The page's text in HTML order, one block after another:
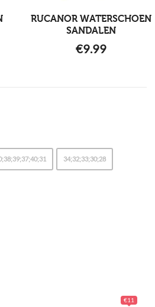
RUCANOR WATERSCHOEN
SANDALEN
€9.99
34;32;33;30;28
€11